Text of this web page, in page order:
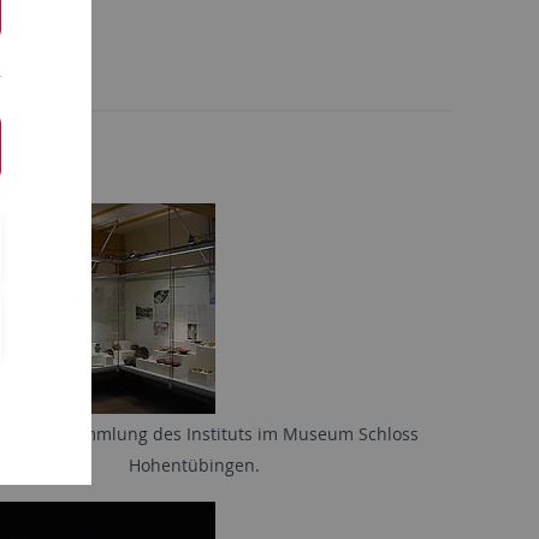
in die Sammlung des Instituts im Museum Schloss
Hohentübingen.